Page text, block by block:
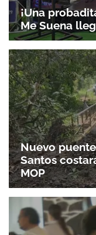
Gracias
¡Una
Me Suena
Nuevo
Santos
MOP